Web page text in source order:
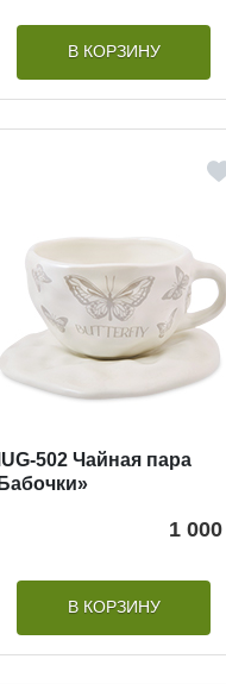
В КОРЗИНУ
502 Чайная пара
1 000
В КОРЗИНУ